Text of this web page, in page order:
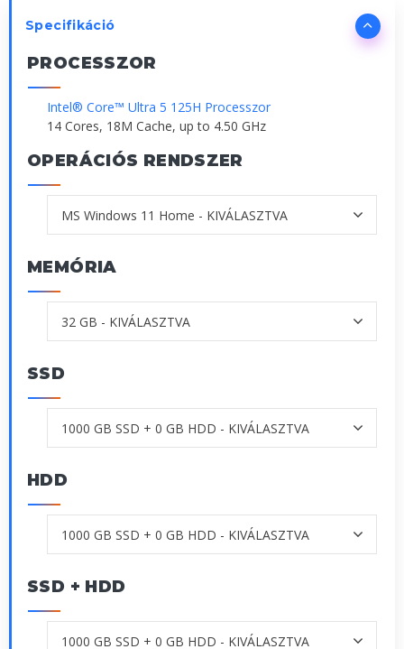
Specifikáció
PROCESSZOR
Intel® Core™ Ultra 5 125H Processzor
14 Cores, 18M Cache, up to 4.50 GHz
OPERÁCIÓS RENDSZER
MEMÓRIA
SSD
HDD
SSD + HDD